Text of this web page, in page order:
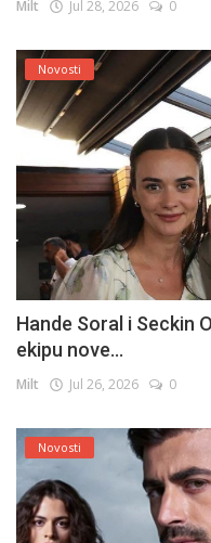
Milt Jul 28, 2026 0
Novosti
Hande Soral i Seckin
ekipu nove...
Milt Jul 26, 2026 0
Novosti